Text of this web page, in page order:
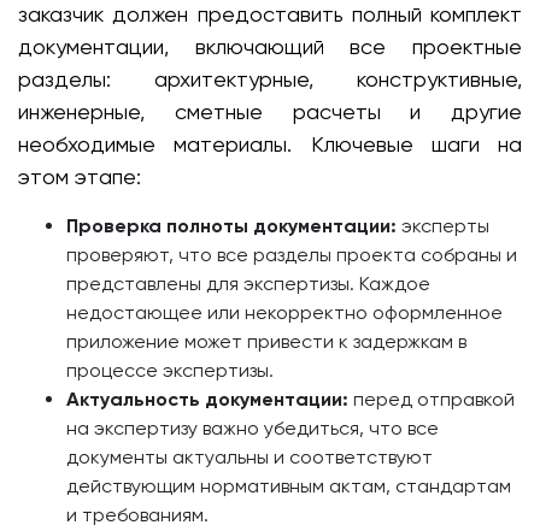
заказчик должен предоставить полный комплект
документации, включающий все проектные
разделы: архитектурные, конструктивные,
инженерные, сметные расчеты и другие
необходимые материалы. Ключевые шаги на
этом этапе:
Проверка полноты документации: эксперты
проверяют, что все разделы проекта собраны и
представлены для экспертизы. Каждое
недостающее или некорректно оформленное
приложение может привести к задержкам в
процессе экспертизы.
Актуальность документации: перед отправкой
на экспертизу важно убедиться, что все
документы актуальны и соответствуют
действующим нормативным актам, стандартам
и требованиям.